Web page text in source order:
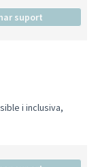
suport
i inclusiva,